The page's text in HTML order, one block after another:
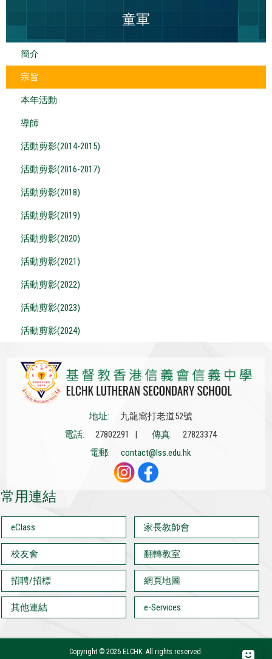
童軍
簡介
宗旨
本年活動
導師
活動剪影(2014-2015)
活動剪影(2016-2017)
活動剪影(2018)
活動剪影(2019)
活動剪影(2020)
活動剪影(2021)
活動剪影(2022)
活動剪影(2023)
活動剪影(2024)
地址:
九龍窩打老道52號
電話:
27802291 | 傳真:
27823374
電郵:
contact@lss.edu.hk
常用連結
eClass 家長教師會
校友會 翻轉教室
招聘/招標 網頁地圖
其他連結 e-Services
Copyright © 2026 ELCHK. All rights reserved.